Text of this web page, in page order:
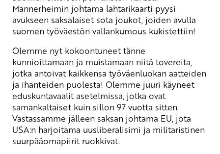
Mannerheimin johtama lahtarikaarti pyysi
avukseen saksalaiset sota joukot, joiden avulla
suomen työväestön vallankumous kukistettiin!
Olemme nyt kokoontuneet tänne
kunnioittamaan ja muistamaan niitä tovereita,
jotka antoivat kaikkensa työväenluokan aatteiden
ja ihanteiden puolesta! Olemme juuri käyneet
eduskuntavaalit asetelmissa, jotka ovat
samankaltaiset kuin sillon 97 vuotta sitten.
Vastassamme jälleen saksan johtama EU, jota
USA:n harjoitama uusliberalisimi ja militaristinen
suurpääomapiirit ruokkivat.